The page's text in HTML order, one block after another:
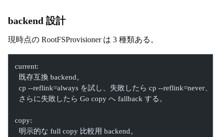
backend 設計
現時点の RootFSProvisioner は 3 種類ある。
current:
  既存互換 backend。
  cp --reflink=always を試し、失敗したら cp --reflink=never、
  さらに失敗したら Go copy へ fallback する。
copy:
  明示的な full copy 比較用 backend。